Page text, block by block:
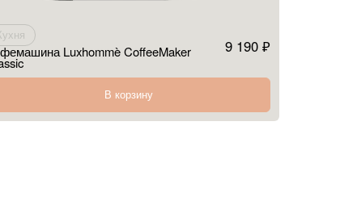
Luxhommè CoffeeMaker 9 190 ₽
В корзину